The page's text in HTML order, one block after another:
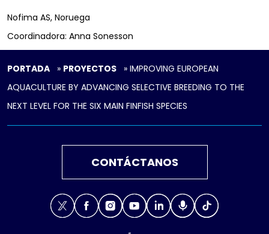
PORTADA » PROYECTOS » IMPROVING EUROPEAN
AQUACULTURE BY ADVANCING SELECTIVE BREEDING TO THE
NEXT LEVEL FOR THE SIX MAIN FINFISH SPECIES
Nofima AS, Noruega
Coordinadora: Anna Sonesson
CONTÁCTANOS
X FacebookInstagram
YoutubeLinkedinPodcastTikTok